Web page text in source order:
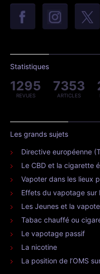
Statistiques
1295
REVUES
7353
ARTICLES
Les grands sujets
Directive européenne
Le CBD et la cigarette
Vapoter dans les lieux
Effets du vapotage sur
Les Jeunes et la vapote
Tabac chauffé ou
Le vapotage passif
La nicotine
La position de l’OMS